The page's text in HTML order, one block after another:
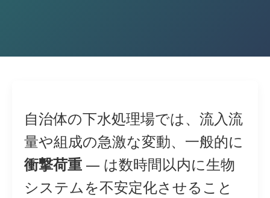
自治体の下水処理場では、流入流
量や組成の急激な変動、一般的に
衝撃荷重 — は数時間以内に生物
システムを不安定化させること